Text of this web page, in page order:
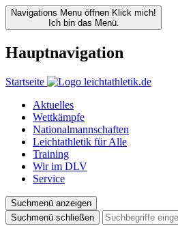
Navigations Menu öffnen Klick mich!
Ich bin das Menü.
Hauptnavigation
Startseite
Aktuelles
Wettkämpfe
Nationalmannschaften
Leichtathletik für Alle
Training
Wir im DLV
Service
Suchmenü anzeigen
Suchmenü schließen